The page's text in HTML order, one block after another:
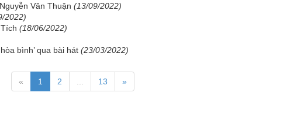
Văn Thuận (13/09/2022)
2022)
(18/06/2022)
bình’ qua bài hát (23/03/2022)
« 1 2 13 »